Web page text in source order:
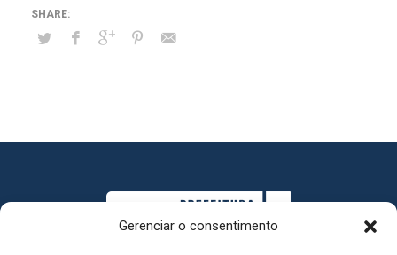
Gerenciar o consentimento